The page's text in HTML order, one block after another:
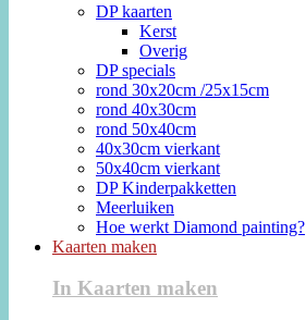
DP kaarten
Kerst
Overig
DP specials
rond 30x20cm /25x15cm
rond 40x30cm
rond 50x40cm
40x30cm vierkant
50x40cm vierkant
DP Kinderpakketten
Meerluiken
Hoe werkt Diamond painting?
Kaarten maken
In Kaarten maken